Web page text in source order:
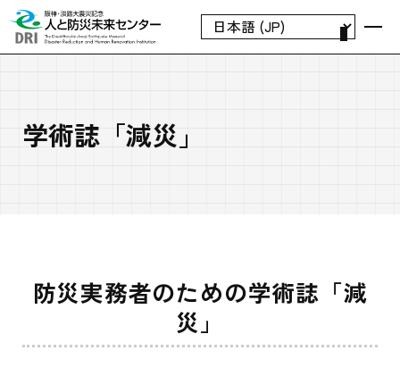
学術誌「減災」
防災実務者のための学術誌「減
災」